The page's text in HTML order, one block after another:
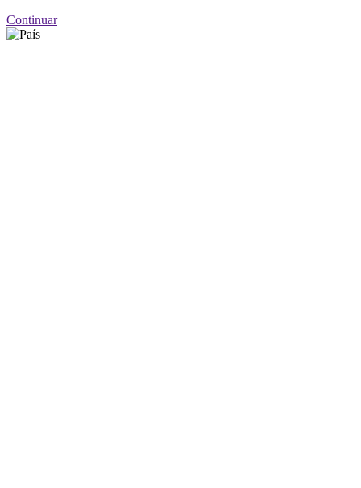
Continuar